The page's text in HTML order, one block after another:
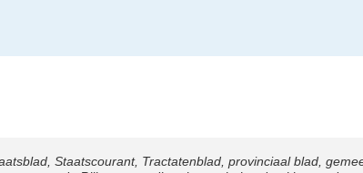
Staatscourant, Tractatenblad, provinciaal blad,